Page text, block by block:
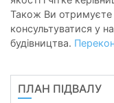
Також Ви отримуєте
консультуватися у
будівництва.
ПЛАН ПІДВАЛУ